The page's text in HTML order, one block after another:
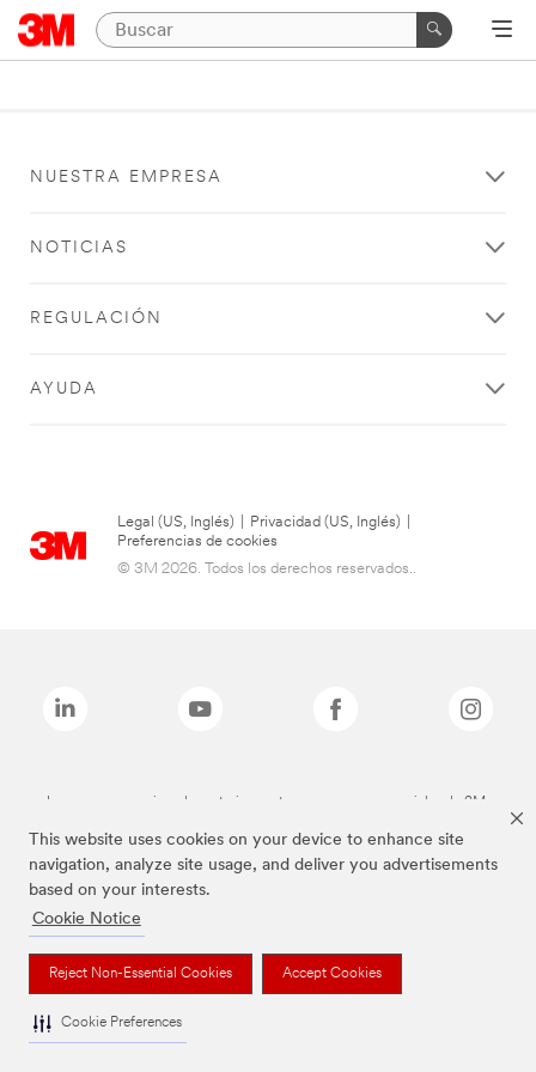
This website uses cookies on your device to enhance site
navigation, analyze site usage, and deliver you advertisements
based on your interests.
Cookie Notice
Reject Non-Essential Cookies Accept Cookies
Cookie Preferences
NUESTRA EMPRESA
NOTICIAS
REGULACIÓN
AYUDA
Legal (US, Inglés) Privacidad (US, Inglés)
Preferencias de cookies
© 3M 2026. Todos los derechos reservados..
Las marcas mencionadas anteriormente son marcas comerciales de 3M.